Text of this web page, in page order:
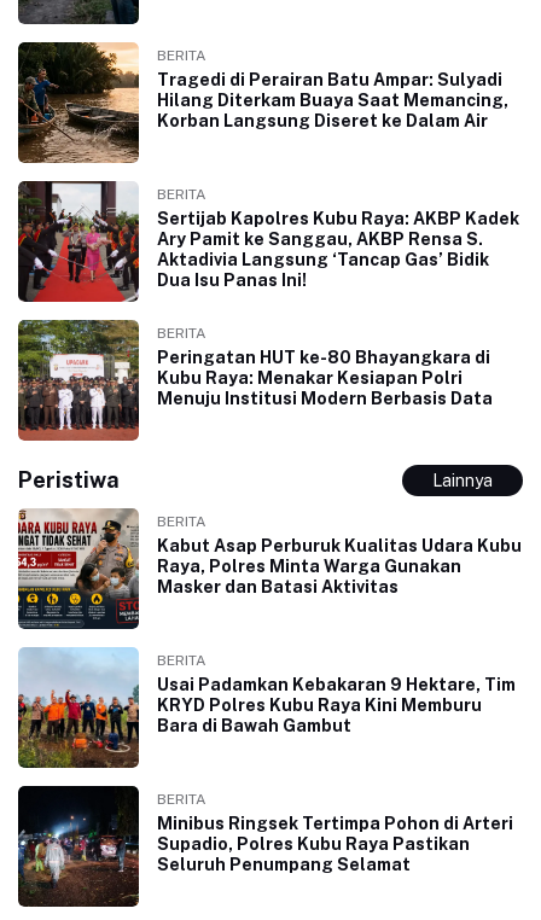
BERITA
Tragedi di Perairan Batu Ampar: Sulyadi
Hilang Diterkam Buaya Saat Memancing,
Korban Langsung Diseret ke Dalam Air
BERITA
Sertijab Kapolres Kubu Raya: AKBP Kadek
Ary Pamit ke Sanggau, AKBP Rensa S.
Aktadivia Langsung ‘Tancap Gas’ Bidik
Dua Isu Panas Ini!
BERITA
Peringatan HUT ke-80 Bhayangkara di
Kubu Raya: Menakar Kesiapan Polri
Menuju Institusi Modern Berbasis Data
Peristiwa Lainnya
BERITA
Kabut Asap Perburuk Kualitas Udara Kubu
Raya, Polres Minta Warga Gunakan
Masker dan Batasi Aktivitas
BERITA
Usai Padamkan Kebakaran 9 Hektare, Tim
KRYD Polres Kubu Raya Kini Memburu
Bara di Bawah Gambut
BERITA
Minibus Ringsek Tertimpa Pohon di Arteri
Supadio, Polres Kubu Raya Pastikan
Seluruh Penumpang Selamat